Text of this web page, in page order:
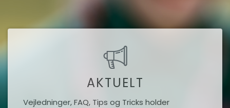
AKTUELT
Vejledninger, FAQ, Tips og Tricks holder